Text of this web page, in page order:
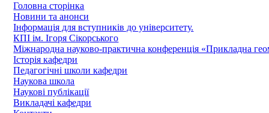
Головна сторінка
Новини та анонси
Інформація для вступників до університету.
КПІ ім. Ігоря Сікорського
Міжнародна науково-практична конференція «Прикладна
Історія кафедри
Педагогічні школи кафедри
Наукова школа
Наукові публікації
Викладачі кафедри